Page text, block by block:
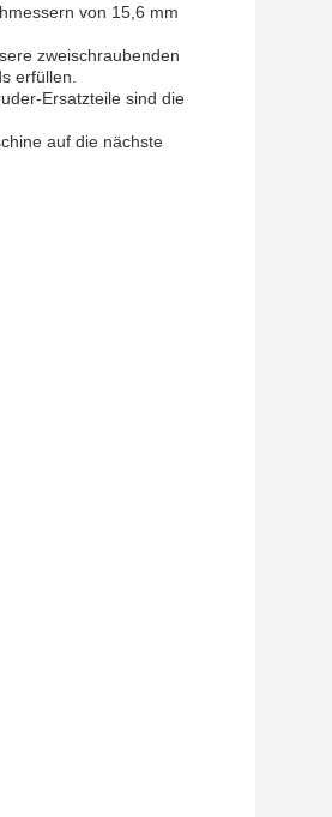
von 15,6 mm
zweischraubenden
erfüllen.
Ersatzteile sind die
auf die nächste